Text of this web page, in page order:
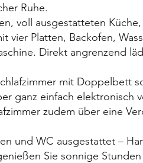
Ruhe.
voll ausgestatteten
Platten, Backofen,
Direkt angrenzend
mit Doppelbett
ganz einfach elektronisch
zudem über eine
und WC ausgestattet –
Sie sonnige